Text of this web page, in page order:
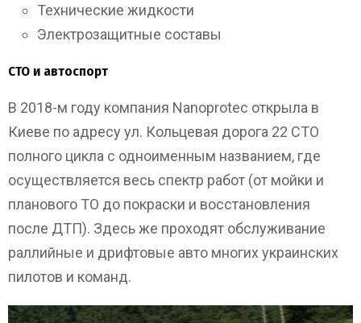
Технические жидкости
Электрозащитные составы
СТО и автоспорт
В 2018-м году компания Nanoprotec открыла в
Киеве по адресу ул. Кольцевая дорога 22 СТО
полного цикла с одноименным названием, где
осуществляется весь спектр работ (от мойки и
планового ТО до покраски и восстановления
после ДТП). Здесь же проходят обслуживание
раллийные и дрифтовые авто многих украинских
пилотов и команд.